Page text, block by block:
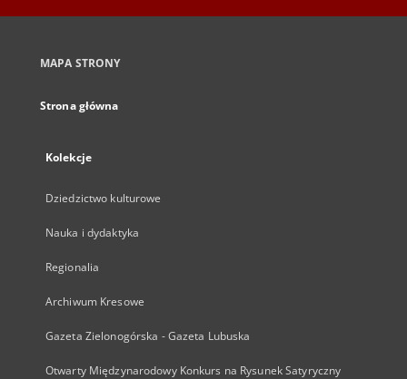
MAPA STRONY
Strona główna
Kolekcje
Dziedzictwo kulturowe
Nauka i dydaktyka
Regionalia
Archiwum Kresowe
Gazeta Zielonogórska - Gazeta Lubuska
Otwarty Międzynarodowy Konkurs na Rysunek Satyryczny